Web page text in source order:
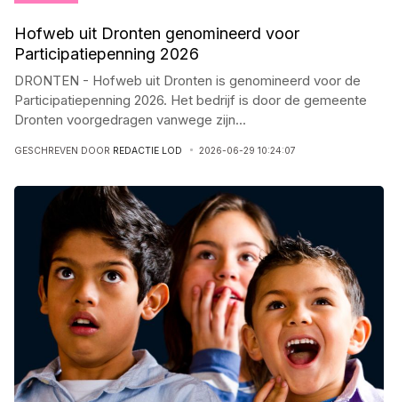
Hofweb uit Dronten genomineerd voor
Participatiepenning 2026
DRONTEN - Hofweb uit Dronten is genomineerd voor de
Participatiepenning 2026. Het bedrijf is door de gemeente
Dronten voorgedragen vanwege zijn...
GESCHREVEN DOOR REDACTIE LOD 2026-06-29 10:24:07